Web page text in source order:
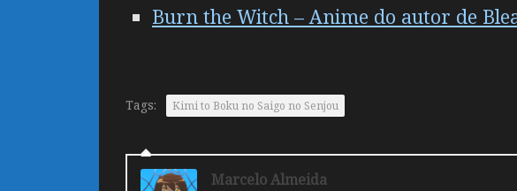
Burn the Witch – Anime do autor de
Tags: Kimi to Boku no Saigo no Senjou
Marcelo Almeida